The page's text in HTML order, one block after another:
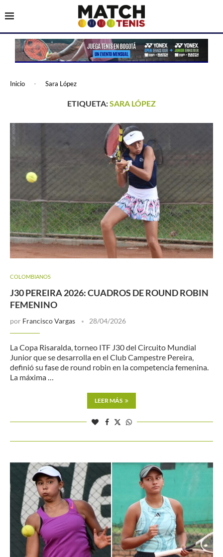
Inicio - Sara López
ETIQUETA:SARA LÓPEZ
COLOMBIANOS
J30 PEREIRA 2026: CUADROS DE ROUND ROBIN
FEMENINO
por Francisco Vargas 28/04/2026
La Copa Risaralda, torneo ITF J30 del Circuito Mundial
Junior que se desarrolla en el Club Campestre Pereira,
definió su fase de round robin en la competencia femenina.
La máxima …
LEER MÁS